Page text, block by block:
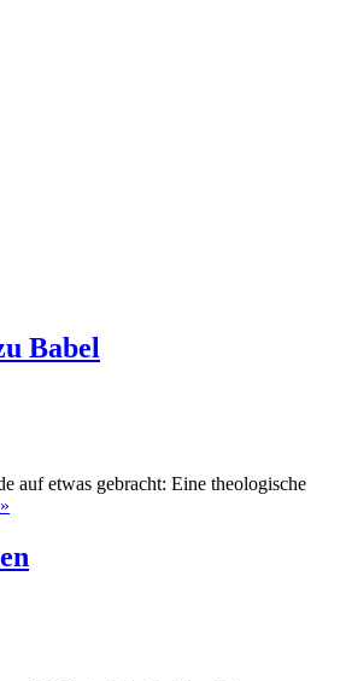
Babel
auf etwas gebracht: Eine theologische